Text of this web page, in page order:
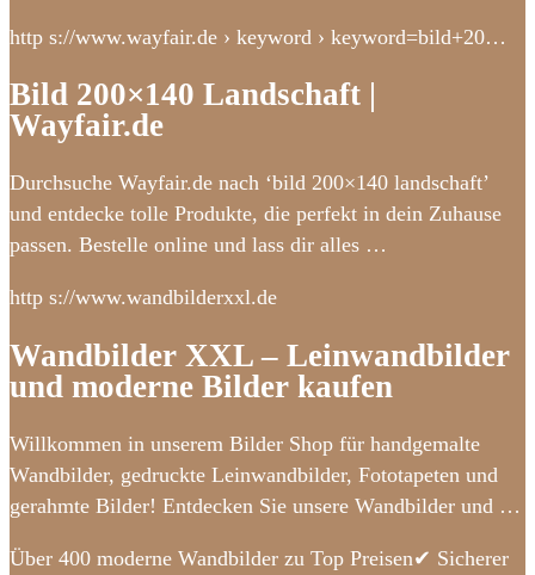
http s://www.wayfair.de › keyword › keyword=bild+20…
Bild 200×140 Landschaft |
Wayfair.de
Durchsuche Wayfair.de nach ‘bild 200×140 landschaft’
und entdecke tolle Produkte, die perfekt in dein Zuhause
passen. Bestelle online und lass dir alles …
http s://www.wandbilderxxl.de
Wandbilder XXL – Leinwandbilder
und moderne Bilder kaufen
Willkommen in unserem Bilder Shop für handgemalte
Wandbilder, gedruckte Leinwandbilder, Fototapeten und
gerahmte Bilder! Entdecken Sie unsere Wandbilder und …
Über 400 moderne Wandbilder zu Top Preisen✔ Sicherer